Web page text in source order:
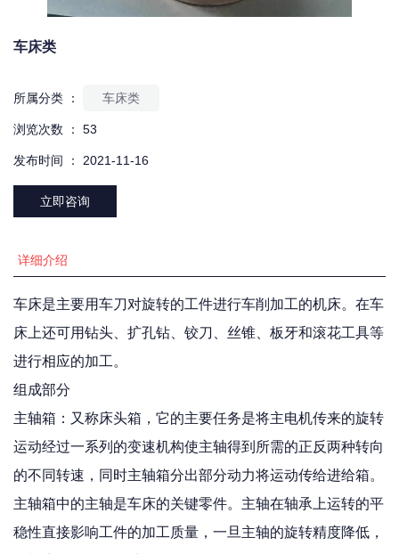
车床类
所属分类 ： 车床类
浏览次数 ： 53
发布时间 ： 2021-11-16
立即咨询
详细介绍
车床是主要用车刀对旋转的工件进行车削加工的机床。在车
床上还可用钻头、扩孔钻、铰刀、丝锥、板牙和滚花工具等
进行相应的加工。
组成部分
主轴箱：又称床头箱，它的主要任务是将主电机传来的旋转
运动经过一系列的变速机构使主轴得到所需的正反两种转向
的不同转速，同时主轴箱分出部分动力将运动传给进给箱。
主轴箱中的主轴是车床的关键零件。主轴在轴承上运转的平
稳性直接影响工件的加工质量，一旦主轴的旋转精度降低，